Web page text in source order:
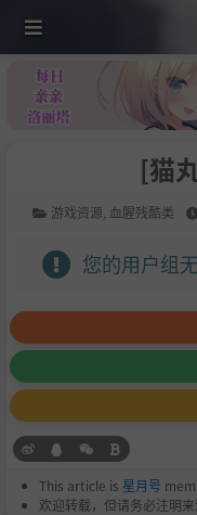
[猫
游戏资源 血腥残酷类
您的用户组
This article is 星月号
欢迎转载，但请务必注明来